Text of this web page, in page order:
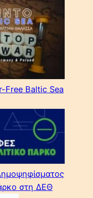
Free Baltic Sea
στη ΔΕΘ